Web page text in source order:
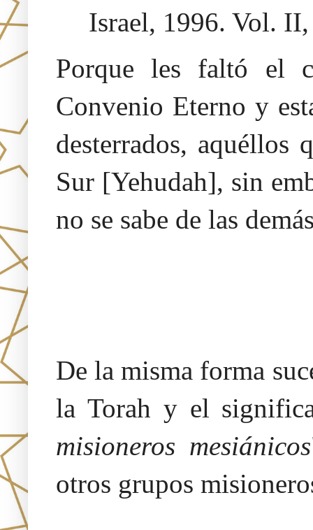
Israel, 1996. Vol.
Porque les faltó el
Convenio Eterno y
desterrados,
Sur [Yehudah], sin
no se sabe de las
De la misma forma
la Torah y el
misioneros mesiánicos
otros grupos